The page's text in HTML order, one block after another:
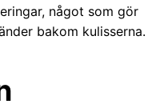
något som gör
bakom kulisserna.